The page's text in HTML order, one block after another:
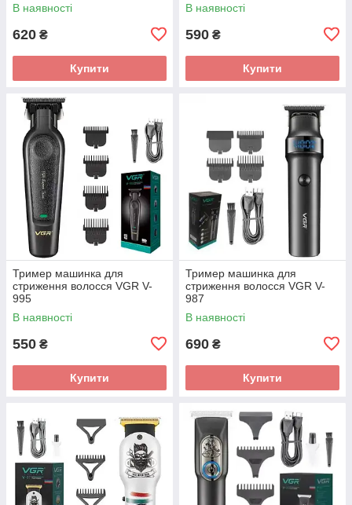
В наявності
620 ₴
Купити
В наявності
590 ₴
Купити
Тример машинка для
стриження волосся VGR V-
995
В наявності
550 ₴
Купити
Тример машинка для
стриження волосся VGR V-
987
В наявності
690 ₴
Купити